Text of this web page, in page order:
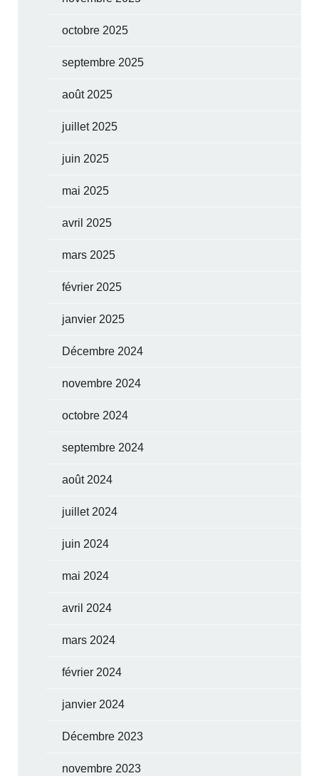
octobre 2025
septembre 2025
août 2025
juillet 2025
juin 2025
mai 2025
avril 2025
mars 2025
février 2025
janvier 2025
Décembre 2024
novembre 2024
octobre 2024
septembre 2024
août 2024
juillet 2024
juin 2024
mai 2024
avril 2024
mars 2024
février 2024
janvier 2024
Décembre 2023
novembre 2023